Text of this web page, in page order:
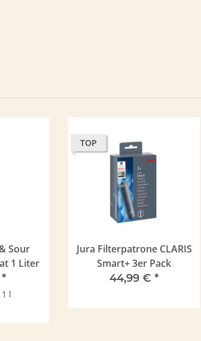
Sour
1 Liter
*
l
TOP
Jura Filterpatrone CLARIS
Smart+ 3er Pack
44,99 € *